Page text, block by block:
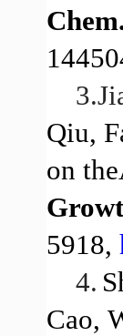
3.
Qiu,
on
5918,
4.
Cao,